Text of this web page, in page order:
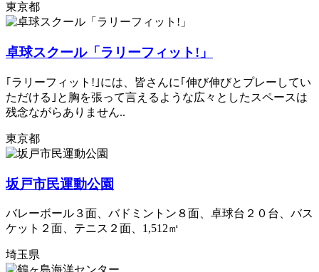
東京都
卓球スクール「ラリーフィット!」
｢ラリーフィット!｣には、皆さんに｢伸び伸びとプレーしてい
ただける｣と胸を張って言えるような広々としたスペースは
残念ながらありません..
東京都
坂戸市民運動公園
バレーボール３面、バドミントン８面、卓球台２０台、バス
ケット２面、テニス２面、1,512㎡
埼玉県